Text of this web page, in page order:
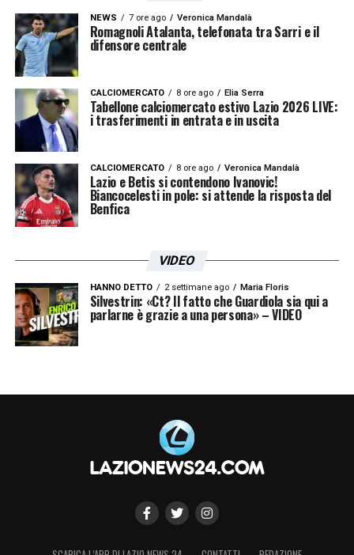
differenti.
Fabiani? Non è mai stato
incaricato ufficialmente
LA PLAYLIST DELLE NOSTRE TOP NEWS
NEWS 7 ore ago Veronica Mandalà
Romagnoli Atalanta, telefonata tra Sarri e il
difensore centrale
CALCIOMERCATO 8 ore ago Elia Serra
Tabellone calciomercato estivo Lazio 2026 LIVE:
i trasferimenti in entrata e in uscita
CALCIOMERCATO 8 ore ago Veronica Mandalà
Lazio e Betis si contendono Ivanovic!
Biancocelesti in pole: si attende la risposta del
Benfica
VIDEO
HANNO DETTO 2 settimane ago Maria Floris
Silvestrin: «Ct? Il fatto che Guardiola sia qui a
parlarne è grazie a una persona» – VIDEO